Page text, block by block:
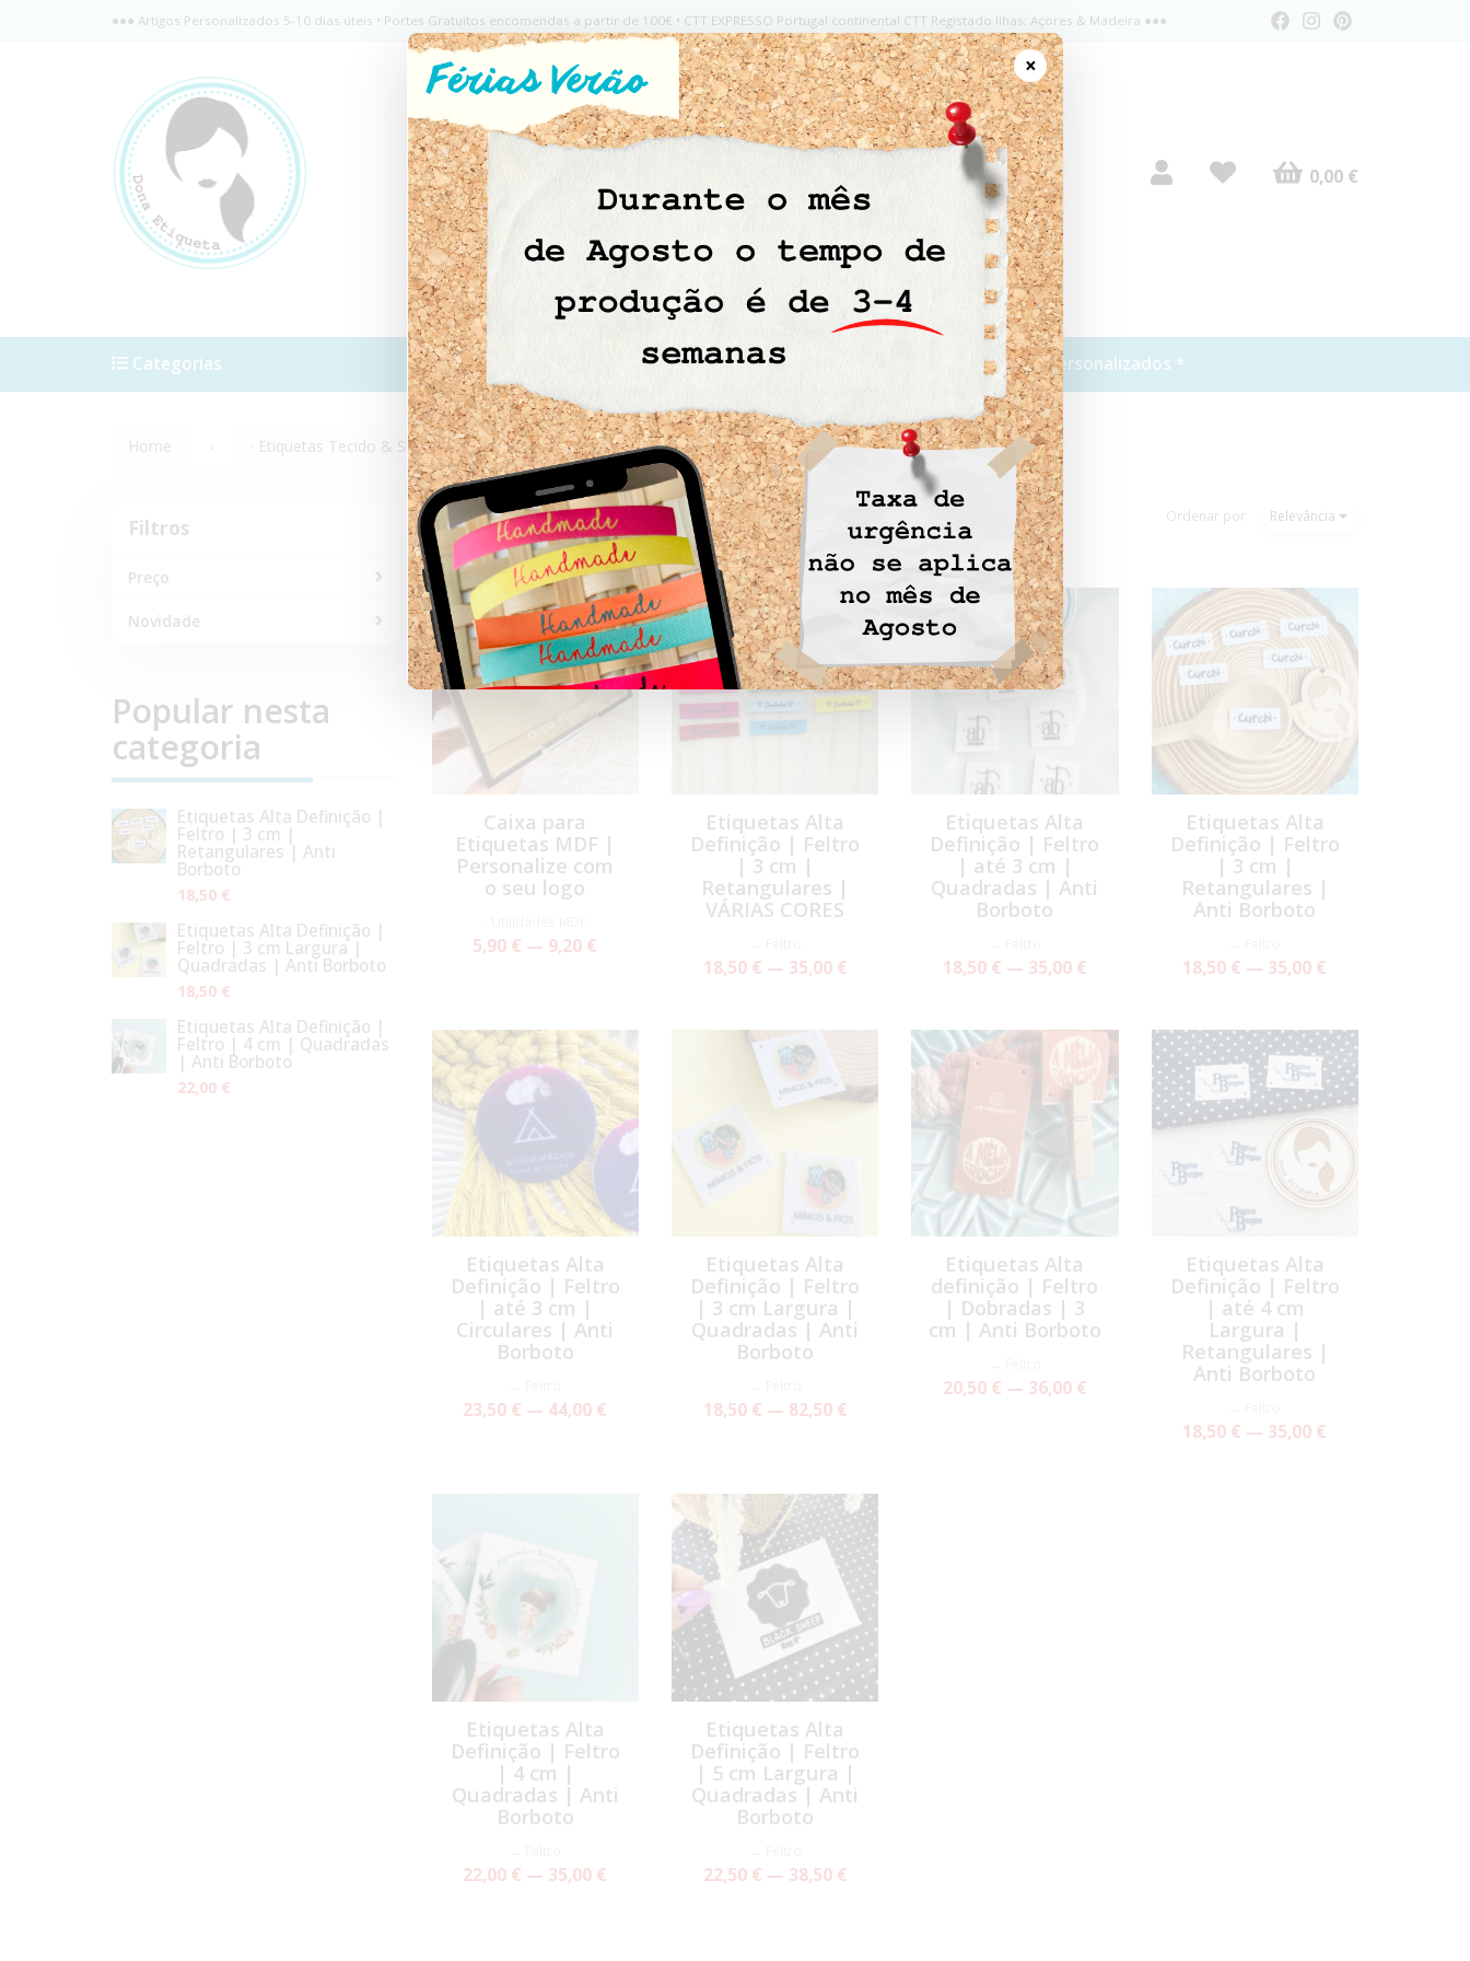
●●● Artigos Personalizados 5-10 dias úteis • Portes Gratuitos encomendas a partir de 100€ • CTT EXPRESSO Portugal continental CTT Registado Ilhas; Açores & Madeira ●●●
0,00 €
Como Costurar Símbolos de Lavagem Contactos * Personalizados *
Categorias
Home · Etiquetas Tecido & Silicone → Feltro
Filtros
Preço
Novidade
Popular nesta
categoria
Etiquetas Alta Definição |
Feltro | 3 cm |
Retangulares | Anti
Borboto
18,50 €
Etiquetas Alta Definição |
Feltro | 3 cm Largura |
Quadradas | Anti Borboto
18,50 €
Etiquetas Alta Definição |
Feltro | 4 cm | Quadradas
| Anti Borboto
22,00 €
→ Feltro Ordenar por Relevância
NOVIDADE
Caixa para
Etiquetas MDF |
Personalize com
o seu logo
5,90 € — 9,20 €
Etiquetas Alta
Definição | Feltro
| 3 cm |
Retangulares |
VÁRIAS CORES
18,50 € — 35,00 €
Etiquetas Alta
Definição | Feltro
| até 3 cm |
Quadradas | Anti
Borboto
18,50 € — 35,00 €
Etiquetas Alta
Definição | Feltro
| 3 cm |
Retangulares |
Anti Borboto
18,50 € — 35,00 €
Etiquetas Alta
Definição | Feltro
| até 3 cm |
Circulares | Anti
Borboto
23,50 € — 44,00 €
Etiquetas Alta
Definição | Feltro
| 3 cm Largura |
Quadradas | Anti
Borboto
18,50 € — 82,50 €
Etiquetas Alta
definição | Feltro
| Dobradas | 3
cm | Anti Borboto
20,50 € — 36,00 €
Etiquetas Alta
Definição | Feltro
| até 4 cm
Largura |
Retangulares |
Anti Borboto
18,50 € — 35,00 €
Etiquetas Alta
Definição | Feltro
| 4 cm |
Quadradas | Anti
Borboto
22,00 € — 35,00 €
Etiquetas Alta
Definição | Feltro
| 5 cm Largura |
Quadradas | Anti
Borboto
22,50 € — 38,50 €
×